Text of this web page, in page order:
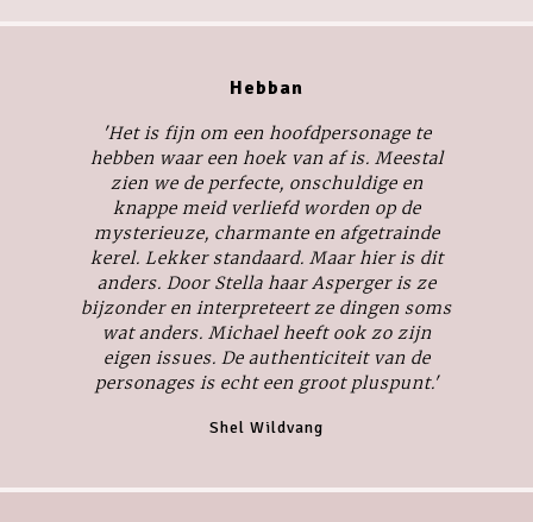
Hebban
'Het is fijn om een hoofdpersonage te
hebben waar een hoek van af is. Meestal
zien we de perfecte, onschuldige en
knappe meid verliefd worden op de
mysterieuze, charmante en afgetrainde
kerel. Lekker standaard. Maar hier is dit
anders. Door Stella haar Asperger is ze
bijzonder en interpreteert ze dingen soms
wat anders. Michael heeft ook zo zijn
eigen issues. De authenticiteit van de
personages is echt een groot pluspunt.'
Shel Wildvang